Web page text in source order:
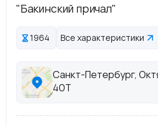
"Бакинский причал"
1964 Все характеристики
Санкт-Петербург,
40Т